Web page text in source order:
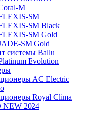
M
SM
SM Black
SM Gold
SM Gold
системы Ballu
Evolution
AC Electric
Royal Clima
NEW 2024